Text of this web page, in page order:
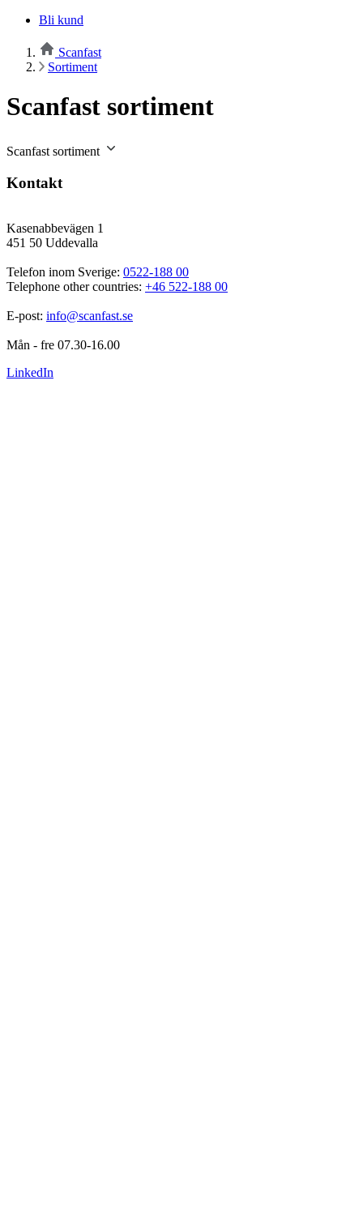
Bli kund
Scanfast
Sortiment
Scanfast sortiment
Scanfast sortiment
Kontakt
Kasenabbevägen 1
451 50 Uddevalla
Telefon inom Sverige: 0522-188 00
Telephone other countries: +46 522-188 00
E-post: info@scanfast.se
Mån - fre 07.30-16.00
LinkedIn